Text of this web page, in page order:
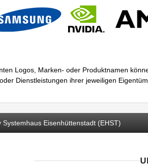
Logos, Marken- oder Produktnamen
Dienstleistungen ihrer jeweiligen
Eisenhüttenstadt (EHST)